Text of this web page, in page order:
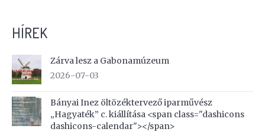
HÍREK
Zárva lesz a Gabonamúzeum
2026-07-03
Bányai Inez öltözéktervező iparművész
„Hagyaték” c. kiállítása <span class="dashicons
dashicons-calendar"></span>